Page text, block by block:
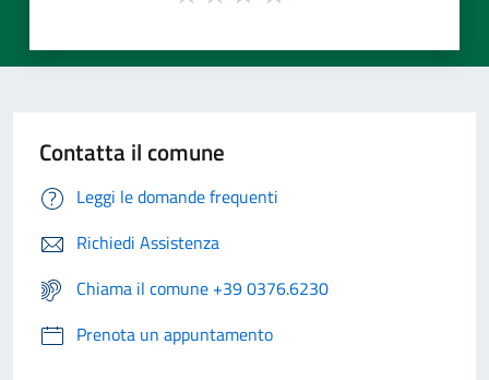
Contatta il comune
Leggi le domande frequenti
Richiedi Assistenza
Chiama il comune +39 0376.6230
Prenota un appuntamento